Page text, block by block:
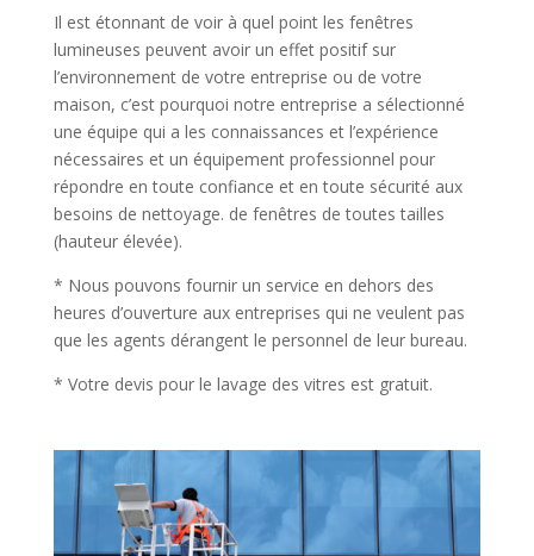
Il est étonnant de voir à quel point les fenêtres
lumineuses peuvent avoir un effet positif sur
l’environnement de votre entreprise ou de votre
maison, c’est pourquoi notre entreprise a sélectionné
une équipe qui a les connaissances et l’expérience
nécessaires et un équipement professionnel pour
répondre en toute confiance et en toute sécurité aux
besoins de nettoyage. de fenêtres de toutes tailles
(hauteur élevée).
* Nous pouvons fournir un service en dehors des
heures d’ouverture aux entreprises qui ne veulent pas
que les agents dérangent le personnel de leur bureau.
* Votre devis pour le lavage des vitres est gratuit.